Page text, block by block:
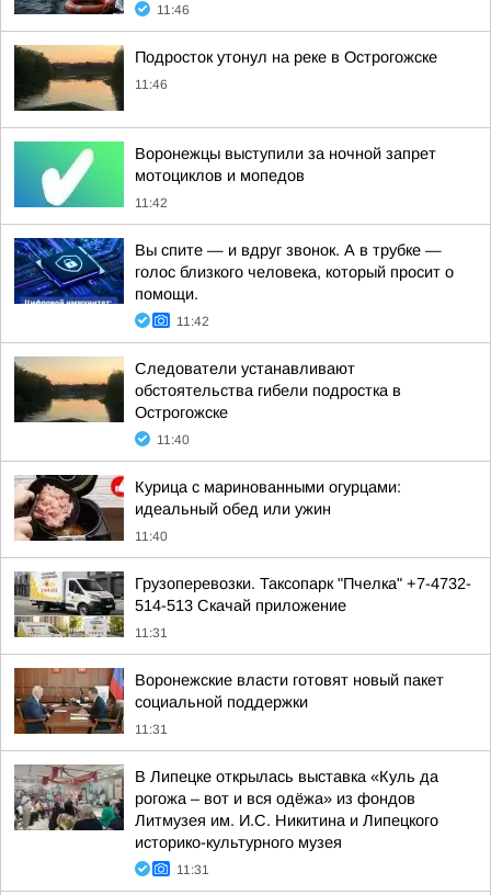
11:46
Подросток утонул на реке в Острогожске
11:46
Воронежцы выступили за ночной запрет
мотоциклов и мопедов
11:42
Вы спите — и вдруг звонок. А в трубке —
голос близкого человека, который просит о
помощи.
11:42
Следователи устанавливают
обстоятельства гибели подростка в
Острогожске
11:40
Курица с маринованными огурцами:
идеальный обед или ужин
11:40
Грузоперевозки. Таксопарк "Пчелка" +7-4732-
514-513 Скачай приложение
11:31
Воронежские власти готовят новый пакет
социальной поддержки
11:31
В Липецке открылась выставка «Куль да
рогожа – вот и вся одёжа» из фондов
Литмузея им. И.С. Никитина и Липецкого
историко-культурного музея
11:31